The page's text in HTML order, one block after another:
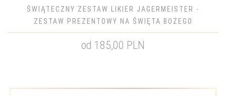
ŚWIĄTECZNY ZESTAW LIKIER JAGERMEISTER -
ZESTAW PREZENTOWY NA ŚWIĘTA BOŻEGO
NARODZENIA
od 185,00 PLN